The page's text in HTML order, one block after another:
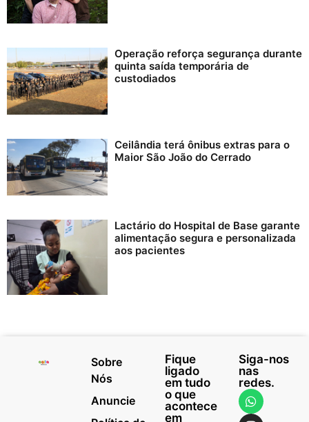
Operação reforça segurança durante
quinta saída temporária de
custodiados
Ceilândia terá ônibus extras para o
Maior São João do Cerrado
Lactário do Hospital de Base garante
alimentação segura e personalizada
aos pacientes
Sobre
Nós
Anuncie
Fique
ligado
em tudo
o que
acontece
em
Siga-nos
nas
redes.